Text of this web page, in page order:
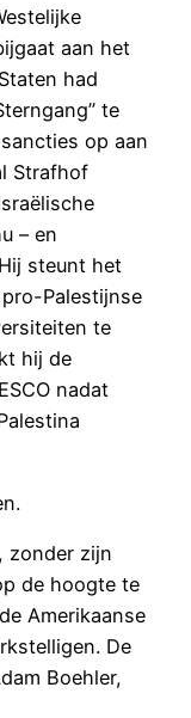
aan het
had
te
op aan
Strafhof
– en
steunt het
Palestijnse
te
hij de
nadat
zonder zijn
de hoogte te
Amerikaanse
De
Boehler,